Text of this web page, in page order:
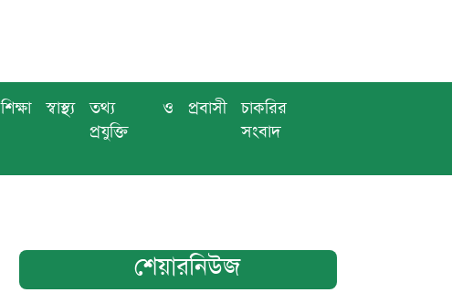
শিক্ষা স্বাস্থ্য
তথ্য ও
প্রযুক্তি
প্রবাসী
চাকরির
সংবাদ
শেয়ারনিউজ